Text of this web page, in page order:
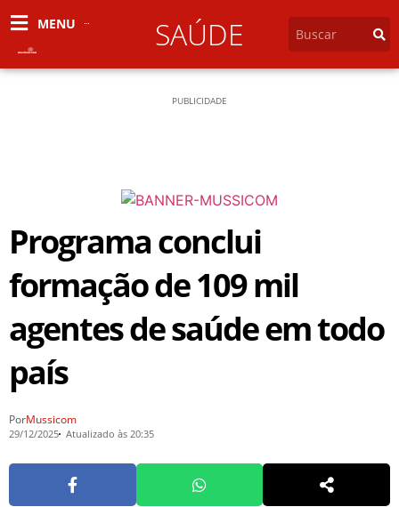
MENU SAÚDE
PUBLICIDADE
Programa conclui
formação de 109 mil
agentes de saúde em todo
país
PorMussicom
29/12/2025 Atualizado às 20:35